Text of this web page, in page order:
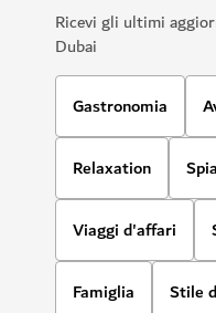
Ricevi gli ultimi
Dubai
Gastronomia
Relaxation
Viaggi d'affari
Famiglia Stile